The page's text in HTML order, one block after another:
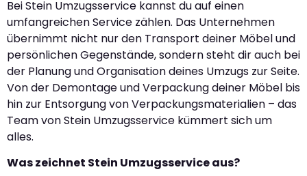
Bei Stein Umzugsservice kannst du auf einen
umfangreichen Service zählen. Das Unternehmen
übernimmt nicht nur den Transport deiner Möbel und
persönlichen Gegenstände, sondern steht dir auch bei
der Planung und Organisation deines Umzugs zur Seite.
Von der Demontage und Verpackung deiner Möbel bis
hin zur Entsorgung von Verpackungsmaterialien – das
Team von Stein Umzugsservice kümmert sich um
alles.
Was zeichnet Stein Umzugsservice aus?